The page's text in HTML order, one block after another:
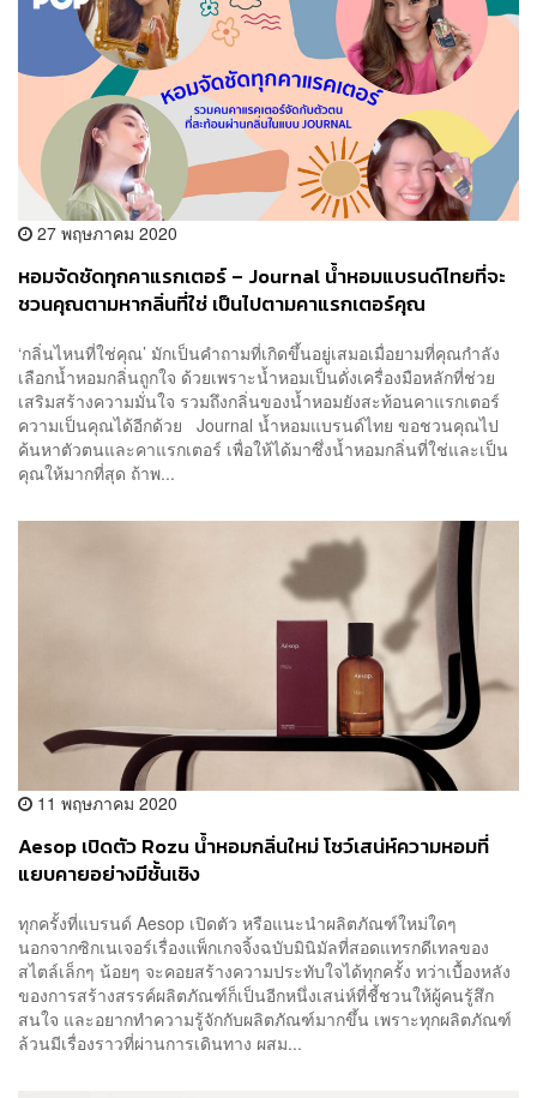
27 พฤษภาคม 2020
หอมจัดชัดทุกคาแรกเตอร์ – Journal น้ำหอมแบรนด์ไทยที่จะ
ชวนคุณตามหากลิ่นที่ใช่ เป็นไปตามคาแรกเตอร์คุณ
‘กลิ่นไหนที่ใช่คุณ’ มักเป็นคำถามที่เกิดขึ้นอยู่เสมอเมื่อยามที่คุณกำลัง
เลือกน้ำหอมกลิ่นถูกใจ ด้วยเพราะน้ำหอมเป็นดั่งเครื่องมือหลักที่ช่วย
เสริมสร้างความมั่นใจ รวมถึงกลิ่นของน้ำหอมยังสะท้อนคาแรกเตอร์
ความเป็นคุณได้อีกด้วย Journal น้ำหอมแบรนด์ไทย ขอชวนคุณไป
ค้นหาตัวตนและคาแรกเตอร์ เพื่อให้ได้มาซึ่งน้ำหอมกลิ่นที่ใช่และเป็น
คุณให้มากที่สุด ถ้าพ...
11 พฤษภาคม 2020
Aesop เปิดตัว Rozu น้ำหอมกลิ่นใหม่ โชว์เสน่ห์ความหอมที่
แยบคายอย่างมีชั้นเชิง
ทุกครั้งที่แบรนด์ Aesop เปิดตัว หรือแนะนำผลิตภัณฑ์ใหม่ใดๆ
นอกจากซิกเนเจอร์เรื่องแพ็กเกจจิ้งฉบับมินิมัลที่สอดแทรกดีเทลของ
สไตล์เล็กๆ น้อยๆ จะคอยสร้างความประทับใจได้ทุกครั้ง ทว่าเบื้องหลัง
ของการสร้างสรรค์ผลิตภัณฑ์ก็เป็นอีกหนึ่งเสน่ห์ที่ชี้ชวนให้ผู้คนรู้สึก
สนใจ และอยากทำความรู้จักกับผลิตภัณฑ์มากขึ้น เพราะทุกผลิตภัณฑ์
ล้วนมีเรื่องราวที่ผ่านการเดินทาง ผสม...